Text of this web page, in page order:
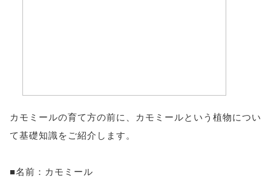
カモミールの育て方の前に、カモミールという植物につい
て基礎知識をご紹介します。
■名前：カモミール